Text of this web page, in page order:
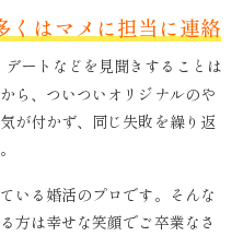
くはマメに担当に連絡
ートなどを見聞きすることは
ら、ついついオリジナルのや
が付かず、同じ失敗を繰り返
いる婚活のプロです。そんな
方は幸せな笑顔でご卒業なさ